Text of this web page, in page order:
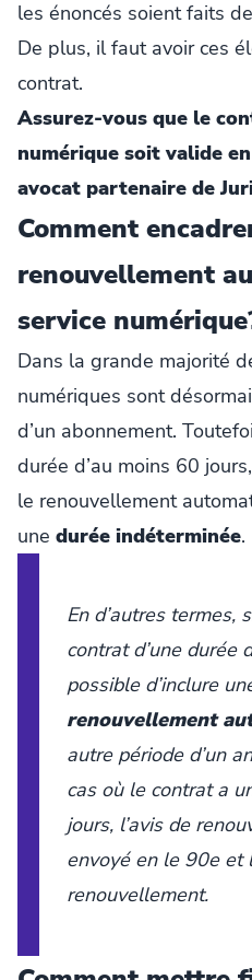
les énoncés soient faits
De plus, il faut avoir ces
contrat.
Assurez-vous que le
numérique soit valide
avocat partenaire de
Comment
renouvellement
service
Dans la grande majorité
numériques sont
d’un abonnement.
durée d’au moins 60
le renouvellement
une durée indéterminée.
En d’autres termes,
contrat d’une durée
possible d’inclure
renouvellement
autre période d’un
cas où le contrat a
jours, l’avis de
envoyé en le 90e et
renouvellement.